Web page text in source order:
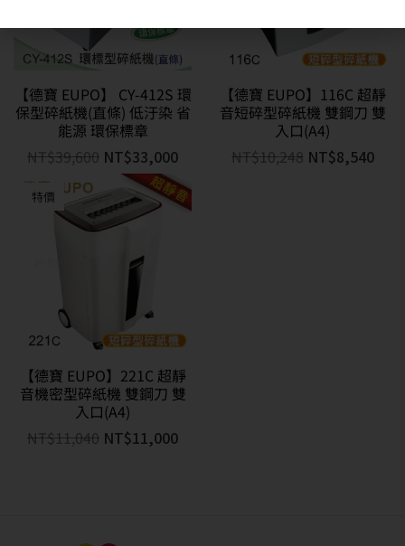
【德寶 EUPO】 CY-412S 環
保型碎紙機(直條) 低汙染 省
能源 環保標章
NT$39,600 NT$33,000
【德寶 EUPO】116C 超靜
音短碎型碎紙機 雙鋼刀 雙
入口(A4)
NT$10,248 NT$8,540
特價
【德寶 EUPO】221C 超靜
音機密型碎紙機 雙鋼刀 雙
入口(A4)
NT$11,040 NT$11,000